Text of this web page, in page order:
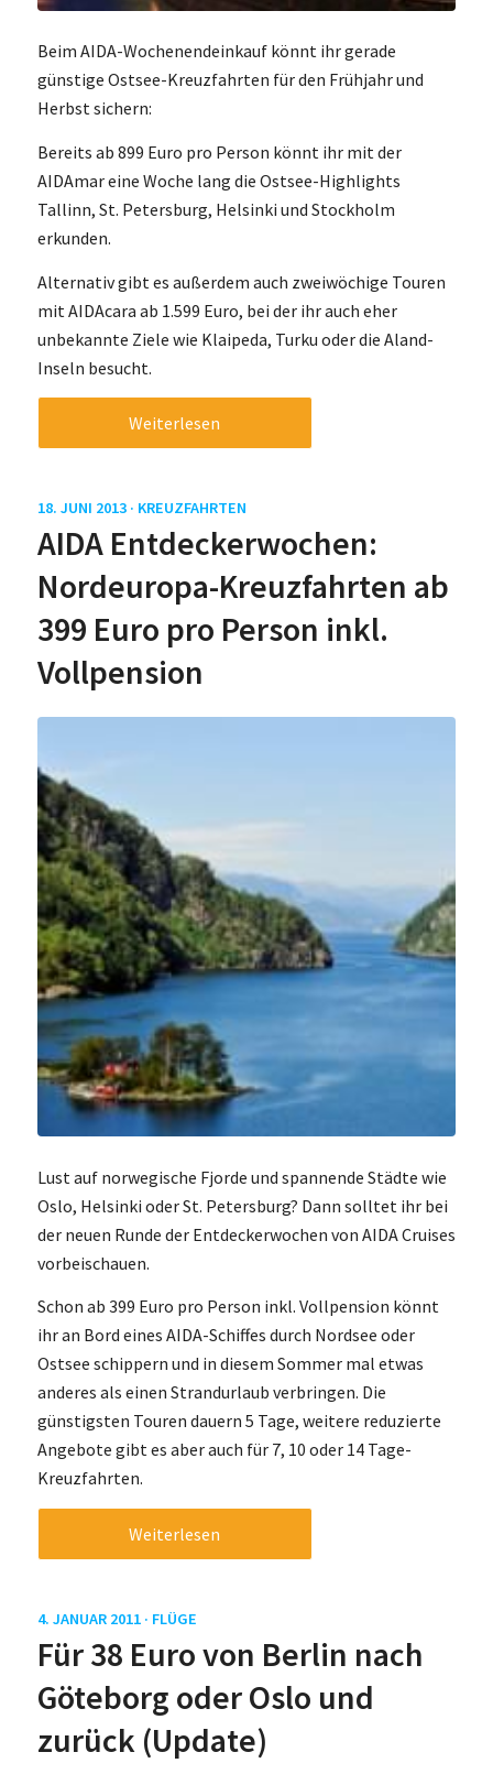
Beim AIDA-Wochenendeinkauf könnt ihr gerade
günstige Ostsee-Kreuzfahrten für den Frühjahr und
Herbst sichern:
Bereits ab 899 Euro pro Person könnt ihr mit der
AIDAmar eine Woche lang die Ostsee-Highlights
Tallinn, St. Petersburg, Helsinki und Stockholm
erkunden.
Alternativ gibt es außerdem auch zweiwöchige Touren
mit AIDAcara ab 1.599 Euro, bei der ihr auch eher
unbekannte Ziele wie Klaipeda, Turku oder die Aland-
Inseln besucht.
Weiterlesen
18. JUNI 2013 · KREUZFAHRTEN
AIDA Entdeckerwochen:
Nordeuropa-Kreuzfahrten ab
399 Euro pro Person inkl.
Vollpension
Lust auf norwegische Fjorde und spannende Städte wie
Oslo, Helsinki oder St. Petersburg? Dann solltet ihr bei
der neuen Runde der Entdeckerwochen von AIDA Cruises
vorbeischauen.
Schon ab 399 Euro pro Person inkl. Vollpension könnt
ihr an Bord eines AIDA-Schiffes durch Nordsee oder
Ostsee schippern und in diesem Sommer mal etwas
anderes als einen Strandurlaub verbringen. Die
günstigsten Touren dauern 5 Tage, weitere reduzierte
Angebote gibt es aber auch für 7, 10 oder 14 Tage-
Kreuzfahrten.
Weiterlesen
4. JANUAR 2011 · FLÜGE
Für 38 Euro von Berlin nach
Göteborg oder Oslo und
zurück (Update)